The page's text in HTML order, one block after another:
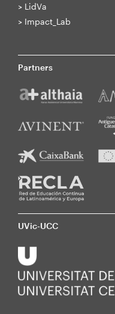
> LidVa
> Impact_Lab
Partners
UVic-UCC